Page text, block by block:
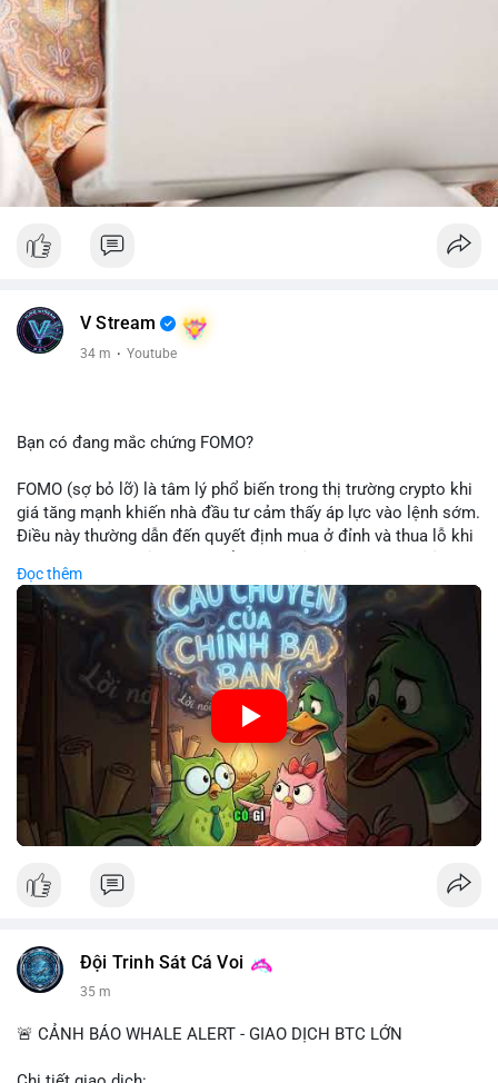
V Stream
34 m · Youtube
Bạn có đang mắc chứng FOMO?
FOMO (sợ bỏ lỡ) là tâm lý phổ biến trong thị trường crypto khi
giá tăng mạnh khiến nhà đầu tư cảm thấy áp lực vào lệnh sớm.
Điều này thường dẫn đến quyết định mua ở đỉnh và thua lỗ khi
chiến lược đầu tư rõ ràng.
🎥 Xem video trực tiếp tại:
Nguồn: Cú Thông Thái
Đọc thêm
Đội Trinh Sát Cá Voi
35 m
🚨 CẢNH BÁO WHALE ALERT - GIAO DỊCH BTC LỚN